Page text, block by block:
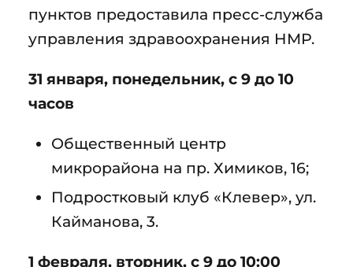
пунктов предоставила пресс-служба
управления здравоохранения НМР.
31 января, понедельник, с 9 до 10
часов
Общественный центр
микрорайона на пр. Химиков, 16;
Подростковый клуб «Клевер», ул.
Кайманова, 3.
1 февраля, вторник, с 9 до 10:00